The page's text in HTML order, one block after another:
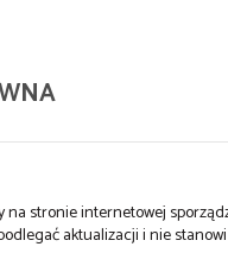
na stronie internetowej
aktualizacji i nie